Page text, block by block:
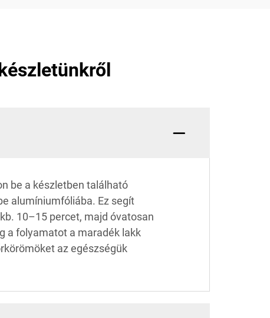
be a készletben található
alumíniumfóliába. Ez segít
10–15 percet, majd óvatosan
a folyamatot a maradék lakk
az egészségük